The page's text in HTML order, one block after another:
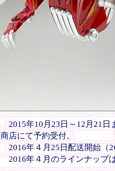
2015年10月23日～12月21日
商店にて予約受付。
2016年４月25日配送開始（
2016年４月のラインナップ